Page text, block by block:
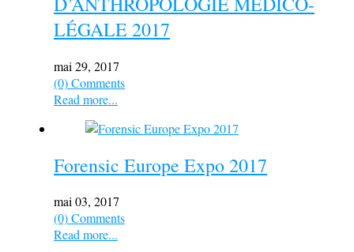
LÉGALE 2017
mai 29, 2017
(0) Comments
Read more...
Forensic Europe Expo 2017
mai 03, 2017
(0) Comments
Read more...